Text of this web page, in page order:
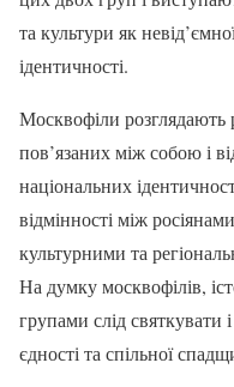
та культури як
ідентичності.
Москвофіли розглядають
пов’язаних між собою і
національних
відмінності між
культурними та
На думку москвофілів,
групами слід святкувати
єдності та спільної